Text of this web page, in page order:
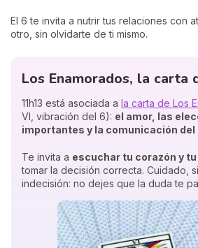
El 6 te invita a nutrir tus relaciones con
otro, sin olvidarte de ti mismo.
Los Enamorados, la carta
11h13 está asociada a la carta de Los
VI, vibración del 6): el amor, las
importantes y la comunicación del
Te invita a escuchar tu corazón y
tomar la decisión correcta. Cuidado,
indecisión: no dejes que la duda te